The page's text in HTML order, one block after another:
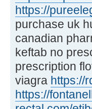
https://
purchase uk
canadian
keftab no
prescription
viagra https://
https://